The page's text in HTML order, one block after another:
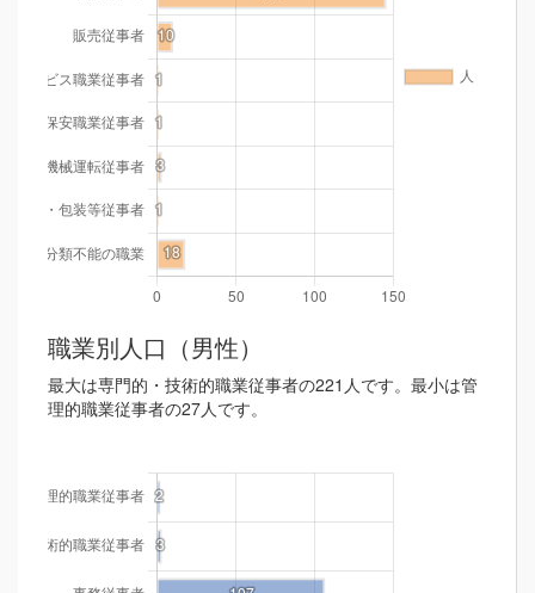
職業別人口（男性）
最大は専門的・技術的職業従事者の221人です。最小は管
理的職業従事者の27人です。